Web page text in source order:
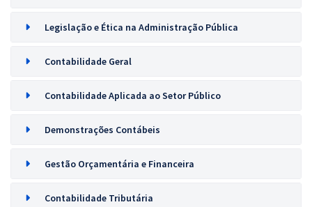
Legislação e Ética na Administração Pública
Contabilidade Geral
Contabilidade Aplicada ao Setor Público
Demonstrações Contábeis
Gestão Orçamentária e Financeira
Contabilidade Tributária